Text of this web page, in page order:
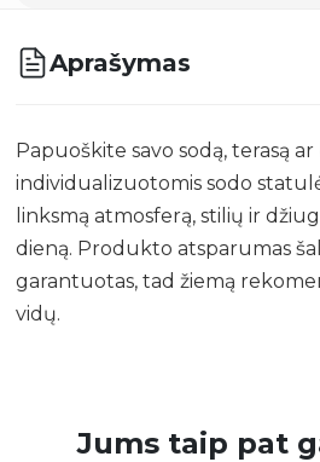
Aprašymas
Papuoškite savo sodą, terasą
individualizuotomis sodo
linksmą atmosferą, stilių ir
dieną. Produkto atsparumas
garantuotas, tad žiemą
vidų.
Jums taip pat